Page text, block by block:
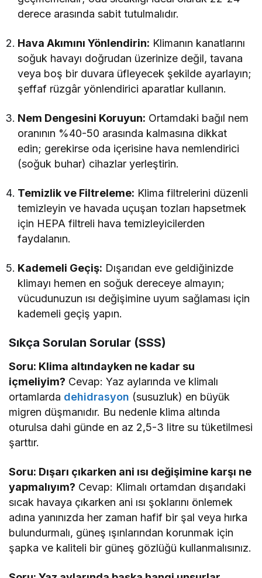
derece arasında sabit tutulmalıdır.
Hava Akımını Yönlendirin: Klimanın kanatlarını
soğuk havayı doğrudan üzerinize değil, tavana
veya boş bir duvara üfleyecek şekilde ayarlayın;
şeffaf rüzgâr yönlendirici aparatlar kullanın.
Nem Dengesini Koruyun: Ortamdaki bağıl nem
oranının %40-50 arasında kalmasına dikkat
edin; gerekirse oda içerisine hava nemlendirici
(soğuk buhar) cihazlar yerleştirin.
Temizlik ve Filtreleme: Klima filtrelerini düzenli
temizleyin ve havada uçuşan tozları hapsetmek
için HEPA filtreli hava temizleyicilerden
faydalanın.
Kademeli Geçiş: Dışarıdan eve geldiğinizde
klimayı hemen en soğuk dereceye almayın;
vücudunuzun ısı değişimine uyum sağlaması için
kademeli geçiş yapın.
Sıkça Sorulan Sorular (SSS)
Soru: Klima altındayken ne kadar su
içmeliyim? Cevap: Yaz aylarında ve klimalı
ortamlarda dehidrasyon (susuzluk) en büyük
migren düşmanıdır. Bu nedenle klima altında
oturulsa dahi günde en az 2,5-3 litre su tüketilmesi
şarttır.
Soru: Dışarı çıkarken ani ısı değişimine karşı ne
yapmalıyım? Cevap: Klimalı ortamdan dışarıdaki
sıcak havaya çıkarken ani ısı şoklarını önlemek
adına yanınızda her zaman hafif bir şal veya hırka
bulundurmalı, güneş ışınlarından korunmak için
şapka ve kaliteli bir güneş gözlüğü kullanmalısınız.